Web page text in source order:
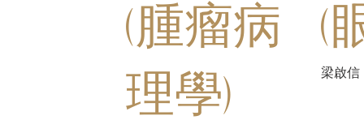
(腫瘤病
理學)
(
梁啟信